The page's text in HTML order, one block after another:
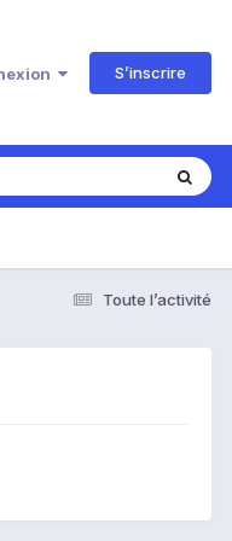
S’inscrire
Toute l’activité